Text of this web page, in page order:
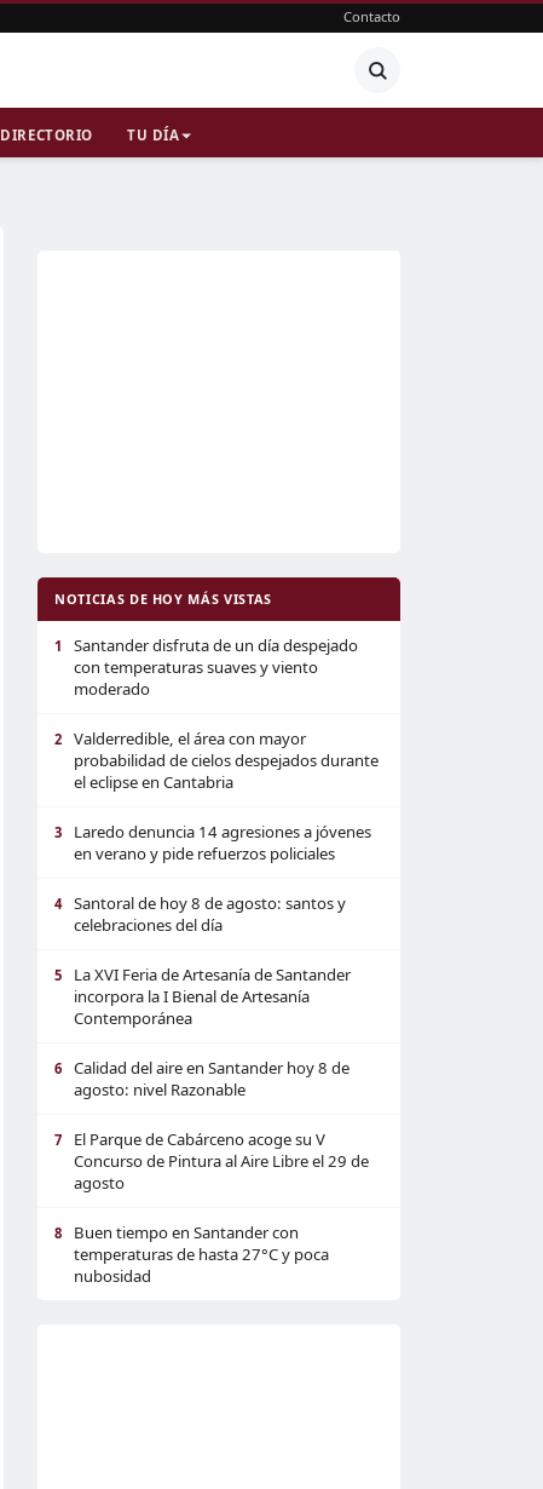
Contacto
DIRECTORIO TU DÍA
NOTICIAS DE HOY MÁS VISTAS
1
Santander disfruta de un día despejado
con temperaturas suaves y viento
moderado
2
Valderredible, el área con mayor
probabilidad de cielos despejados durante
el eclipse en Cantabria
3
Laredo denuncia 14 agresiones a jóvenes
en verano y pide refuerzos policiales
4
Santoral de hoy 8 de agosto: santos y
celebraciones del día
5
La XVI Feria de Artesanía de Santander
incorpora la I Bienal de Artesanía
Contemporánea
6
Calidad del aire en Santander hoy 8 de
agosto: nivel Razonable
7
El Parque de Cabárceno acoge su V
Concurso de Pintura al Aire Libre el 29 de
agosto
8
Buen tiempo en Santander con
temperaturas de hasta 27°C y poca
nubosidad